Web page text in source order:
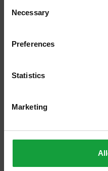
Selection
Necessary
Preferences
Statistics
Marketing
Resta aggiornato su